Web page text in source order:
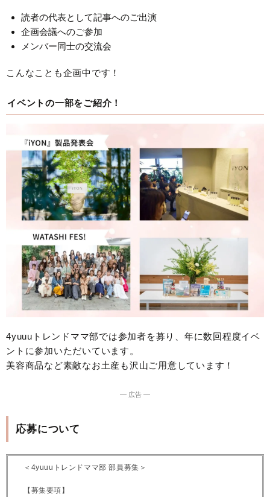
読者の代表として記事へのご出演
企画会議へのご参加
メンバー同士の交流会
こんなことも企画中です！
イベントの一部をご紹介！
4yuuuトレンドママ部では参加者を募り、年に数回程度イベ
ントに参加いただいています。
美容商品など素敵なお土産も沢山ご用意しています！
― 広告 ―
応募について
＜4yuuuトレンドママ部 部員募集＞
【募集要項】